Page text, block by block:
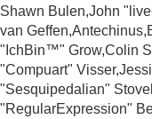
Shawn Bulen,John
van
"IchBin™" Grow,Colin
"Compuart"
"Sesquipedalian"
"RegularExpression"